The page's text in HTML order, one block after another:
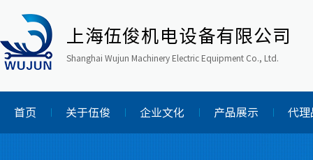
上海伍俊机电设备有限公司
Shanghai Wujun Machinery Electric Equipment Co., Ltd.
首页 关于伍俊 企业文化 产品展示 代理